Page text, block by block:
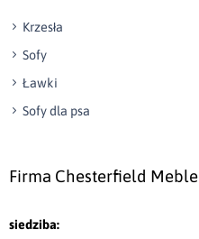
Krzesła
Sofy
Ławki
Sofy dla psa
Firma Chesterfield Meble
siedziba: